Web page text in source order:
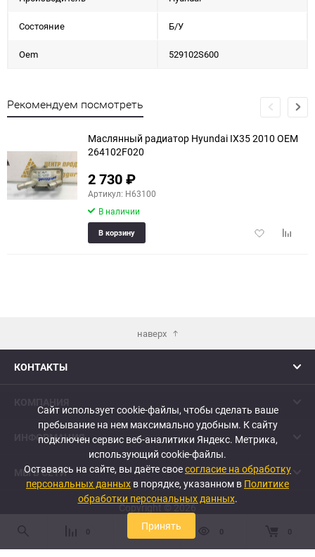
Состояние Б/У
Oem 529102S600
Рекомендуем посмотреть
Маслянный радиатор Hyundai IX35 2010 OEM
264102F020
2 730₽
Артикул: H63100
В наличии
Добавить
В корзину
наверх
КОНТАКТЫ
ИНФОРМАЦИЯ
МЫ В СЕТИ
Copyright © 2026
0 0 0 0
Сайт использует cookie-файлы, чтобы сделать ваше
пребывание на нем максимально удобным. К cайту
подключен сервис веб-аналитики Яндекс. Метрика,
использующий cookie-файлы.
Оставаясь на сайте, вы даёте своесогласие на обработку
персональных данных в порядке, указанном в Политике
обработки персональных данных.
Принять